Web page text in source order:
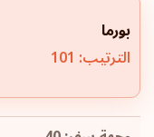
بورما
الترتيب: 101